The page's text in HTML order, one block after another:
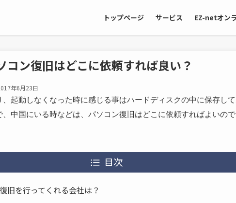
トップページ サービス EZ-netオン
コン復旧はどこに依頼すれば良い？
年6月23日
起動しなくなった時に感じる事はハードディスクの中に保存し
中国にいる時などは、パソコン復旧はどこに依頼すればよいので
目次
旧を行ってくれる会社は？